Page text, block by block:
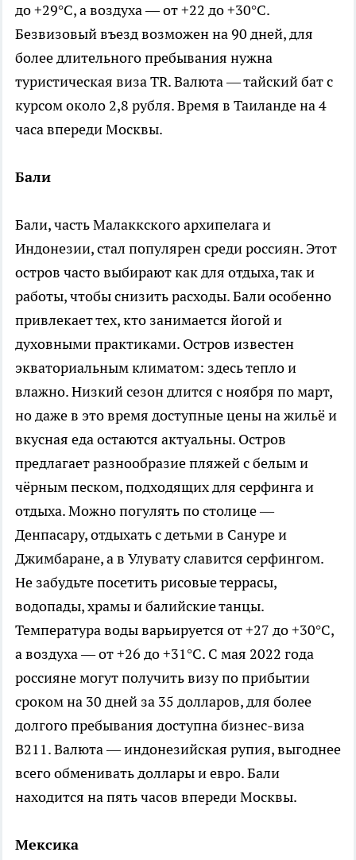
до +29°C, а воздуха — от +22 до +30°C.
Безвизовый въезд возможен на 90 дней, для
более длительного пребывания нужна
туристическая виза TR. Валюта — тайский бат с
курсом около 2,8 рубля. Время в Таиланде на 4
часа впереди Москвы.
Бали
Бали, часть Малаккского архипелага и
Индонезии, стал популярен среди россиян. Этот
остров часто выбирают как для отдыха, так и
работы, чтобы снизить расходы. Бали особенно
привлекает тех, кто занимается йогой и
духовными практиками. Остров известен
экваториальным климатом: здесь тепло и
влажно. Низкий сезон длится с ноября по март,
но даже в это время доступные цены на жильё и
вкусная еда остаются актуальны. Остров
предлагает разнообразие пляжей с белым и
чёрным песком, подходящих для серфинга и
отдыха. Можно погулять по столице —
Денпасару, отдыхать с детьми в Сануре и
Джимбаране, а в Улувату славится серфингом.
Не забудьте посетить рисовые террасы,
водопады, храмы и балийские танцы.
Температура воды варьируется от +27 до +30°C,
а воздуха — от +26 до +31°C. С мая 2022 года
россияне могут получить визу по прибытии
сроком на 30 дней за 35 долларов, для более
долгого пребывания доступна бизнес-виза
B211. Валюта — индонезийская рупия, выгоднее
всего обменивать доллары и евро. Бали
находится на пять часов впереди Москвы.
Мексика